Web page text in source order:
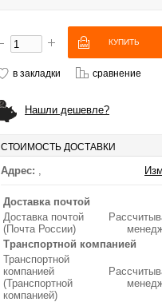
в закладки сравнение
Нашли дешевле?
СТОИМОСТЬ ДОСТАВКИ
Адрес: ,
Доставка почтой
Доставка почтой
(Почта России)
Транспортной компанией
Транспортной
компанией
(Транспортной
компанией)